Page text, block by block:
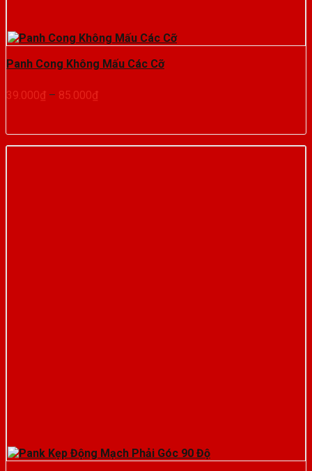
Panh Cong Không Mấu Các Cỡ
39.000₫ – 85.000₫Khoảng
39.000₫
đến